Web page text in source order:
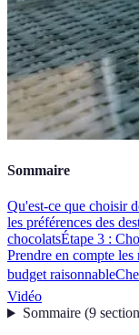
Sommaire
Qu'est-ce que choisir
les préférences des
chocolatsÉtape 3 :
Prendre en compte
budget raisonnable
Vidéo
Sommaire(9